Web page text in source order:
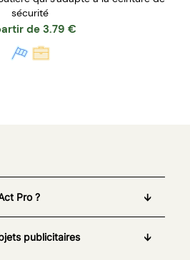
sécurité
de 3.79 €
Pro ?
publicitaires